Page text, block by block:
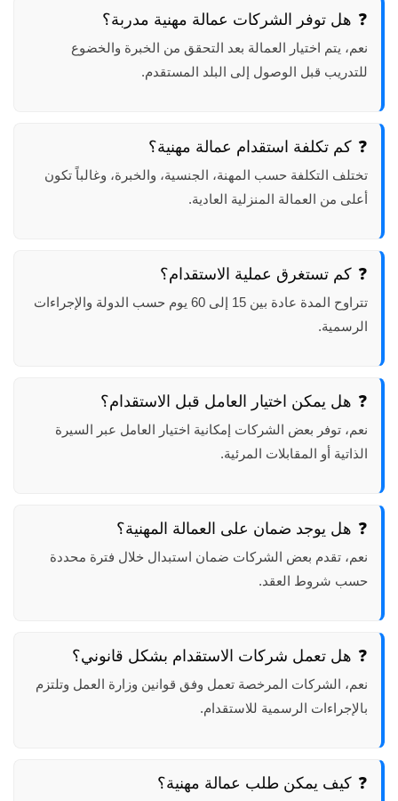
هل توفر الشركات عمالة مهنية مدربة؟
نعم، يتم اختيار العمالة بعد التحقق من الخبرة والخضوع
للتدريب قبل الوصول إلى البلد المستقدم.
كم تكلفة استقدام عمالة مهنية؟
تختلف التكلفة حسب المهنة، الجنسية، والخبرة، وغالباً تكون
أعلى من العمالة المنزلية العادية.
كم تستغرق عملية الاستقدام؟
تتراوح المدة عادة بين 15 إلى 60 يوم حسب الدولة والإجراءات
الرسمية.
هل يمكن اختيار العامل قبل الاستقدام؟
نعم، توفر بعض الشركات إمكانية اختيار العامل عبر السيرة
الذاتية أو المقابلات المرئية.
هل يوجد ضمان على العمالة المهنية؟
نعم، تقدم بعض الشركات ضمان استبدال خلال فترة محددة
حسب شروط العقد.
هل تعمل شركات الاستقدام بشكل قانوني؟
نعم، الشركات المرخصة تعمل وفق قوانين وزارة العمل وتلتزم
بالإجراءات الرسمية للاستقدام.
كيف يمكن طلب عمالة مهنية؟